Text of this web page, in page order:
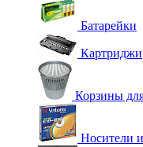
Батарейки
Картриджи
Корзины
Носители